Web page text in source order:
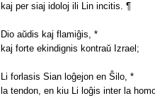
kaj per siaj idoloj ili Lin incitis. ¶
Dio aŭdis kaj flamiĝis, *
kaj forte ekindignis kontraŭ Izrael;
Li forlasis Sian loĝejon en Ŝilo, *
la tendon, en kiu Li loĝis inter la